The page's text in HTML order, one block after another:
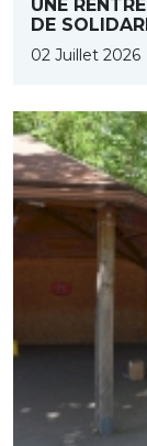
UNE
DE
02 Juillet 2026